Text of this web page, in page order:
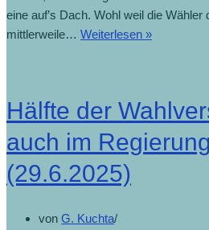
eine auf’s Dach. Wohl weil die Wähler
mittlerweile… Weiterlesen »
Hälfte der
auch im
(29.6.2025)
von G. Kuchta